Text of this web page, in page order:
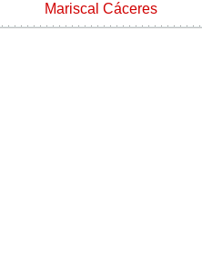
Mariscal Cáceres